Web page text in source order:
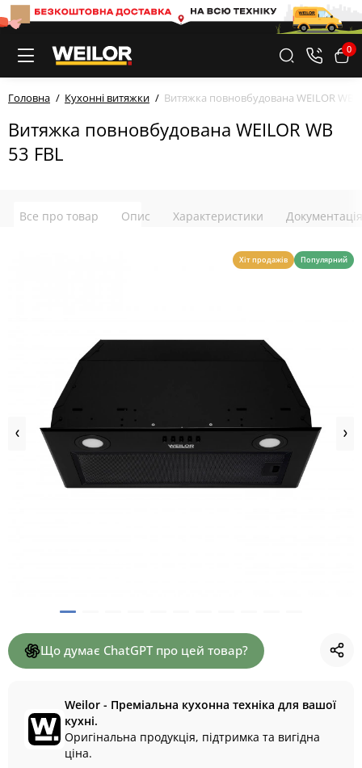
0
Головна Кухонні витяжки Витяжка повновбудована WEILOR WB
Витяжка повновбудована WEILOR WB
53 FBL
Все про товар Опис Характеристики Документація
Хіт продажів Популярний
Що думає ChatGPT про цей товар?
Weilor - Преміальна кухонна техніка для вашої
кухні.
Оригінальна продукція, підтримка та вигідна
ціна.